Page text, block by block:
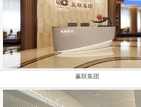
赢联集团